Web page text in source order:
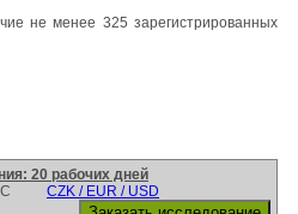
не менее 325 зарегистрированных
20 рабочих дней
CZK / EUR / USD